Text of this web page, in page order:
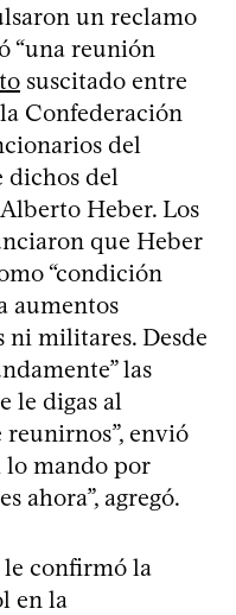
un reclamo
“una reunión
suscitado entre
Confederación
del
dichos del
Heber. Los
que Heber
“condición
aumentos
ni militares. Desde
las
le digas al
envió
lo mando por
ahora”, agregó.
le confirmó la
en la